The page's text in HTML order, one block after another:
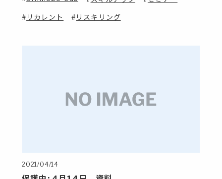
リカレント リスキリング
2021/04/14